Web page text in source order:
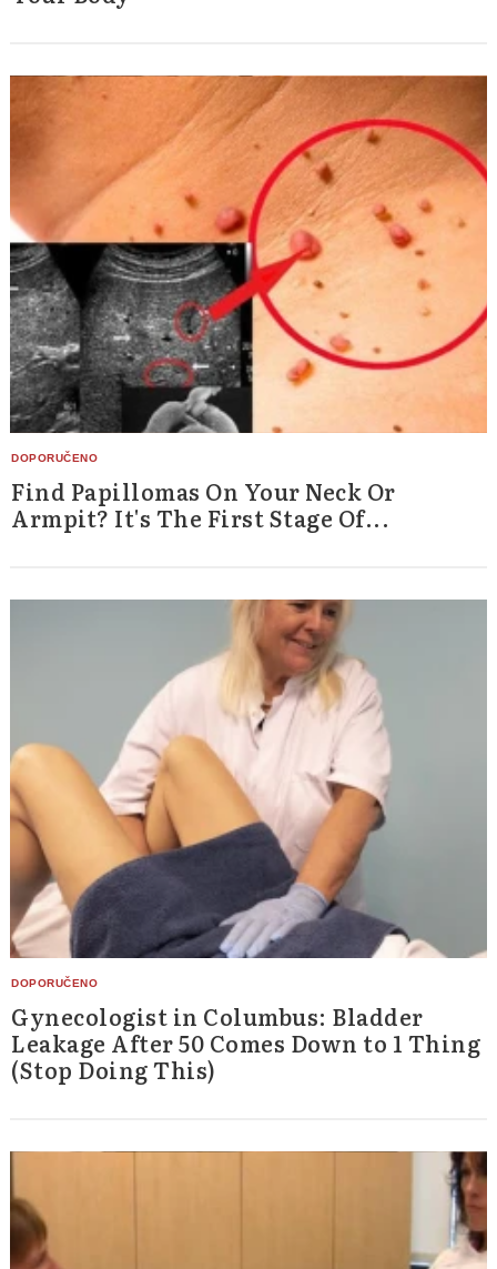
Find Papillomas On Your Neck Or
Armpit? It's The First Stage Of...
Gynecologist in Columbus: Bladder
Leakage After 50 Comes Down to 1 Thing
(Stop Doing This)